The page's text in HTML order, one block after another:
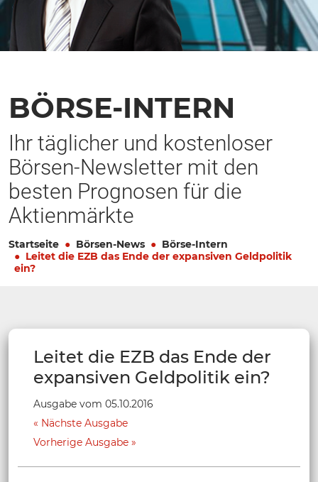
BÖRSE-INTERN
Ihr täglicher und kostenloser
Börsen-Newsletter mit den
besten Prognosen für die
Aktienmärkte
Startseite Börsen-News
Börse-Intern
Leitet die EZB das Ende der expansiven Geldpolitik
ein?
Leitet die EZB das Ende der
expansiven Geldpolitik ein?
Ausgabe vom 05.10.2016
Nächste Ausgabe
Vorherige Ausgabe